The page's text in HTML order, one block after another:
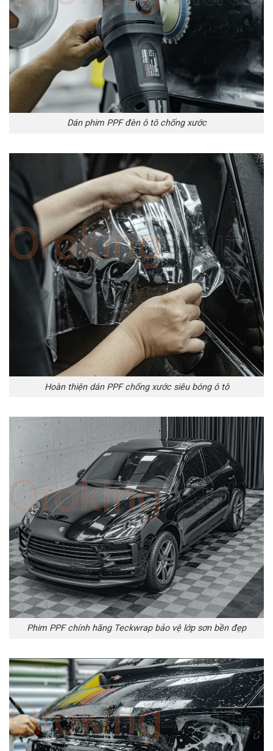
Dán phim PPF đèn ô tô chống xước
Hoàn thiện dán PPF chống xước siêu bóng ô tô
Phim PPF chính hãng Teckwrap bảo vệ lớp sơn bền đẹp